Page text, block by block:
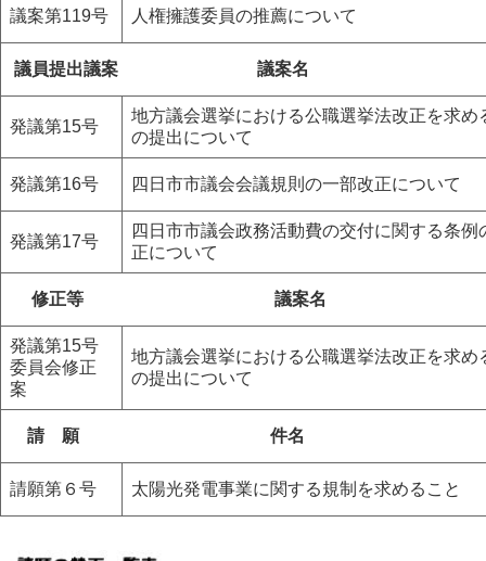
議案第119号 人権擁護委員の推薦について
議員提出議案 議案名
発議第15号
地方議会選挙における公職選挙法改正を求め
の提出について
発議第16号 四日市市議会会議規則の一部改正について
発議第17号
四日市市議会政務活動費の交付に関する条例
正について
修正等 議案名
発議第15号
委員会修正
案
地方議会選挙における公職選挙法改正を求め
の提出について
請 願 件名
請願第６号 太陽光発電事業に関する規制を求めること